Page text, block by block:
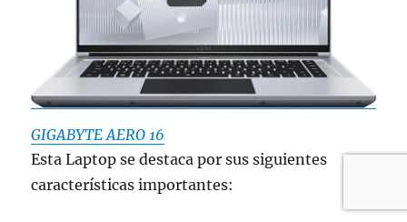
GIGABYTE AERO 16
Esta Laptop se destaca por sus siguientes
características importantes: